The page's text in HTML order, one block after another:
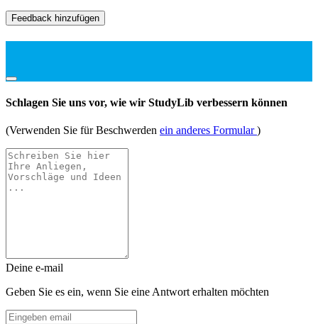
Feedback hinzufügen
Schlagen Sie uns vor, wie wir StudyLib verbessern können
(Verwenden Sie für Beschwerden ein anderes Formular)
Deine e-mail
Geben Sie es ein, wenn Sie eine Antwort erhalten möchten